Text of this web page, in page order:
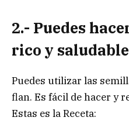
2.- Puedes
rico y saludable
Puedes utilizar las
flan. Es fácil de hacer y
Estas es la Receta: